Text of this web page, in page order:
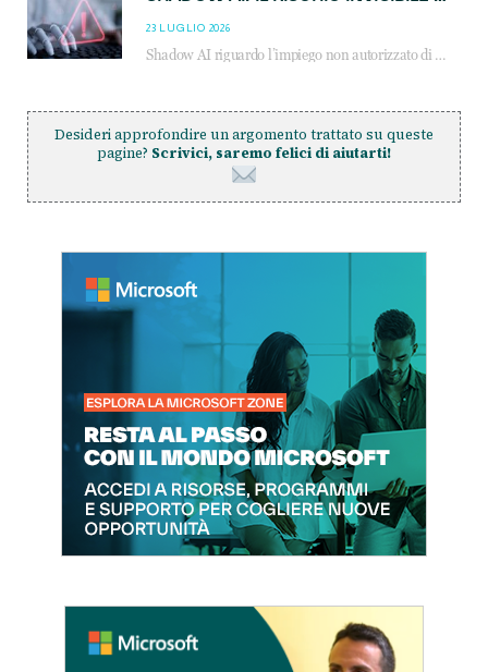
23 LUGLIO 2026
Shadow AI riguardo l’impiego non autorizzato di sistemi AI all’interno dell’azienda. E’ una pratica che si diffonde a partire dai dipendenti fino ai dirigenti e mette a repentaglio la cybersecurity, con costi più elevati per le organizzazioni. Due recenti report illustrano il fenomeno e forniscono dati in merito
Desideri approfondire un argomento trattato su queste
pagine? Scrivici, saremo felici di aiutarti!